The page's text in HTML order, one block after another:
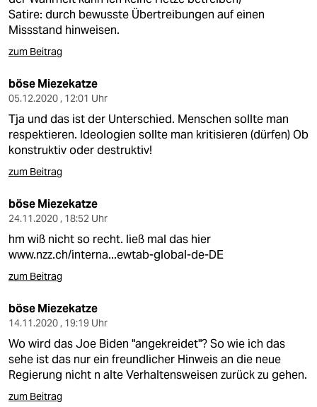
Satire: durch bewusste Übertreibungen auf einen
Missstand hinweisen.
zum Beitrag
böse Miezekatze
05.12.2020 , 12:01 Uhr
Tja und das ist der Unterschied. Menschen sollte man
respektieren. Ideologien sollte man kritisieren (dürfen) Ob
konstruktiv oder destruktiv!
zum Beitrag
böse Miezekatze
24.11.2020 , 18:52 Uhr
hm wiß nicht so recht. ließ mal das hier
www.nzz.ch/interna...ewtab-global-de-DE
zum Beitrag
böse Miezekatze
14.11.2020 , 19:19 Uhr
Wo wird das Joe Biden "angekreidet"? So wie ich das
sehe ist das nur ein freundlicher Hinweis an die neue
Regierung nicht n alte Verhaltensweisen zurück zu gehen.
zum Beitrag